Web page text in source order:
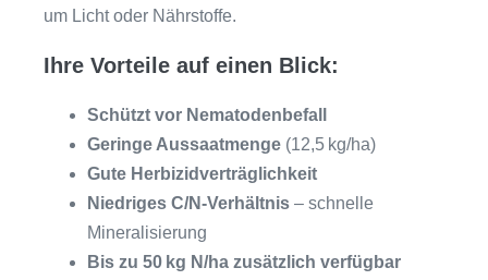
um Licht oder Nährstoffe.
Ihre Vorteile auf einen Blick:
Schützt vor Nematodenbefall
Geringe Aussaatmenge (12,5 kg/ha)
Gute Herbizidverträglichkeit
Niedriges C/N-Verhältnis – schnelle
Mineralisierung
Bis zu 50 kg N/ha zusätzlich verfügbar